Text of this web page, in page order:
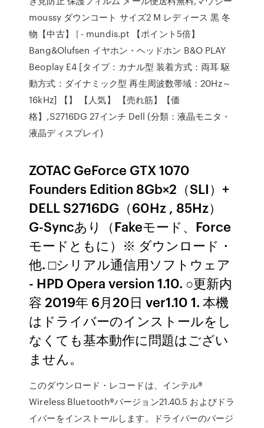
moussy ダウンコート サイズ2 M レディース 黒 冬
物【中古】 | - mundis.pt 【ポイント5倍】
Bang&Olufsen イヤホン・ヘッドホン B&O PLAY
Beoplay E4 [タイプ：カナル型 装着方式：両耳 駆
動方式：ダイナミック型 再生周波数帯域：20Hz～
16kHz] 【】 【人気】 【売れ筋】【価
格】,S2716DG 27インチ Dell (分類：液晶モニタ・
液晶ディスプレイ)
ZOTAC GeForce GTX 1070
Founders Edition 8Gb×2（SLI）+
DELL S2716DG（60Hz , 85Hz）
G-Syncあり（Fakeモード、Force
モードともに）※ ダウンロード・
他. □シリアル通信用ソフトウェア
- HPD Opera version 1.10. ○更新内
容 2019年 6月20日 ver1.10 1. 本機
はドライバーのインストールをし
なくても基本動作に問題はござい
ません。
このダウンロード・レコードは、インテル®
Wireless Bluetooth®バージョン21.40.5 およびドラ
イバーをインストールします。ドライバーのバージ